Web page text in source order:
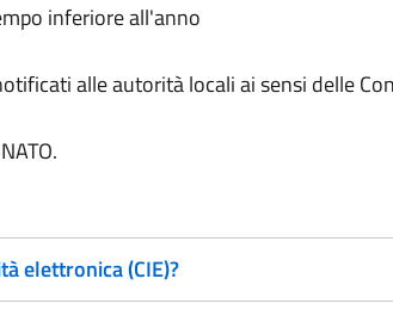
inferiore all'anno
alle autorità locali ai sensi delle
elettronica (CIE)?